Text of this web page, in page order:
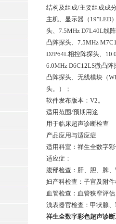
结构及组成/主要组成成
主机、显示器（19″LED
头、7.5MHz D7L40L线
凸阵探头、7.5MHz
D2P64L相控阵探头、
6.0MHz D6C12LS微凸
凸阵探头、无线模块（
头。）；
软件发布版本：V2。
适用范围/预期用途
用于临床超声诊断检查
产品应用与适应症
适用科室：祥生全数字
适应症：
腹部检查：肝、胆、脾
妇产科检查：子宫及附
血管检查：血管狭窄评
浅表器官检查：甲状腺
祥生全数字彩色超声诊